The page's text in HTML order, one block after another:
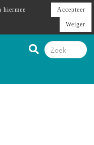
hiermee
Accepteer
Weiger